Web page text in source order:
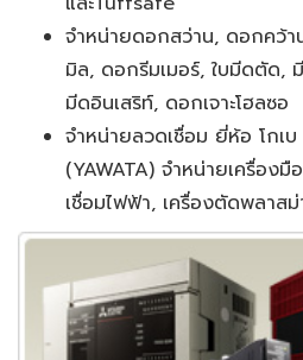
จำหน่ายดอกสว่าน, ดอกคว้า
มิล, ดอกรีมเมอร์, ใบมีดตัด,
มีดอินเสริท์, ดอกเจาะโฮลซอ
จำหน่ายลวดเชื่อม ยี่ห้อ โกเบ
(YAWATA) จำหน่ายเครื่อง
เชื่อมไฟฟ้า, เครื่องตัดพลาสม่